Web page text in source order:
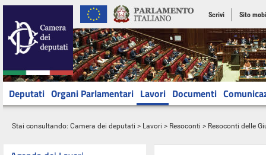
Scrivi Sito
Deputati Organi Parlamentari Lavori Documenti
Stai consultando: Camera dei deputati > Lavori > Resoconti > Resoconti delle